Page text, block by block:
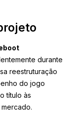
durante
reestruturação
do jogo
título às